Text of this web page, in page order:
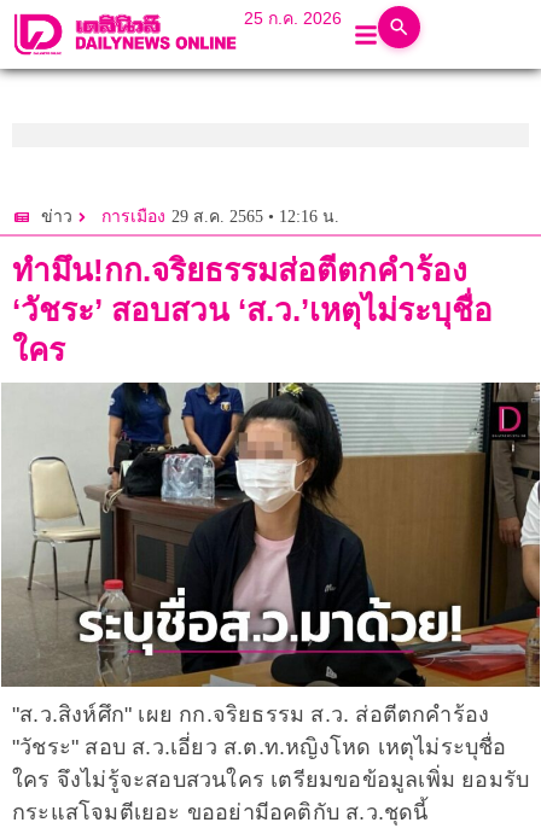
25 ก.ค. 2026
ข่าว การเมือง 29 ส.ค. 2565 • 12:16 น.
ทำมึน!กก.จริยธรรมส่อตีตกคำร้อง
‘วัชระ’ สอบสวน ‘ส.ว.’เหตุไม่ระบุชื่อ
ใคร
"ส.ว.สิงห์ศึก" เผย กก.จริยธรรม ส.ว. ส่อตีตกคำร้อง
"วัชระ" สอบ ส.ว.เอี่ยว ส.ต.ท.หญิงโหด เหตุไม่ระบุชื่อ
ใคร จึงไม่รู้จะสอบสวนใคร เตรียมขอข้อมูลเพิ่ม ยอมรับ
กระแสโจมตีเยอะ ขออย่ามีอคติกับ ส.ว.ชุดนี้